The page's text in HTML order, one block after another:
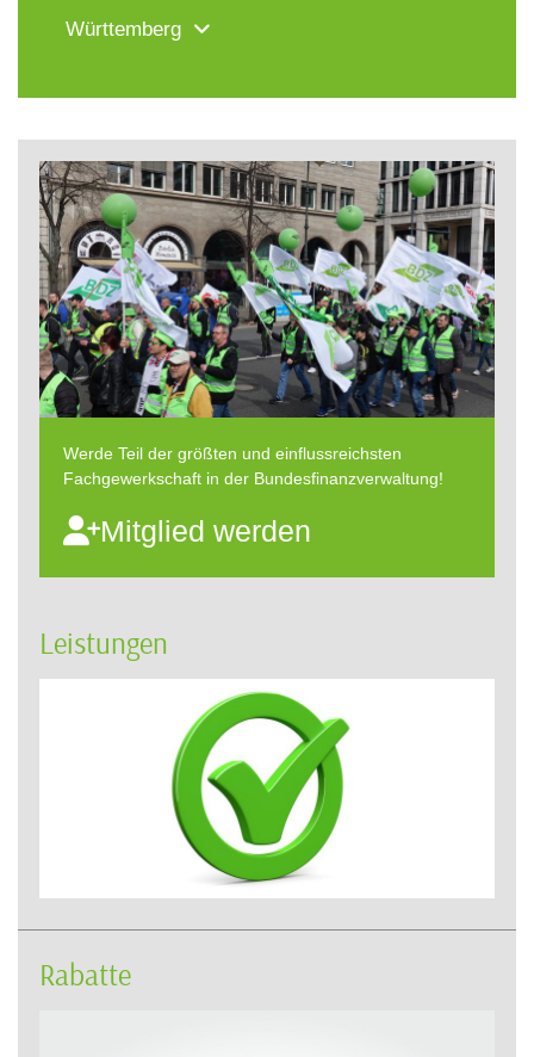
Württemberg
Werde Teil der größten und einflussreichsten
Fachgewerkschaft in der Bundesfinanzverwaltung!
Mitglied werden
Leistungen
Rabatte